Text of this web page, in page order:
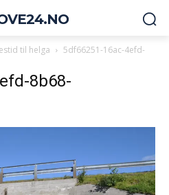
til helga
5df66251-16ac-4efd-
8b68-